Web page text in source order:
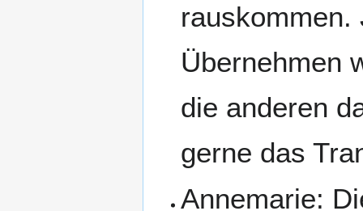
Übernehmen
die anderen
gerne das
Annemarie: